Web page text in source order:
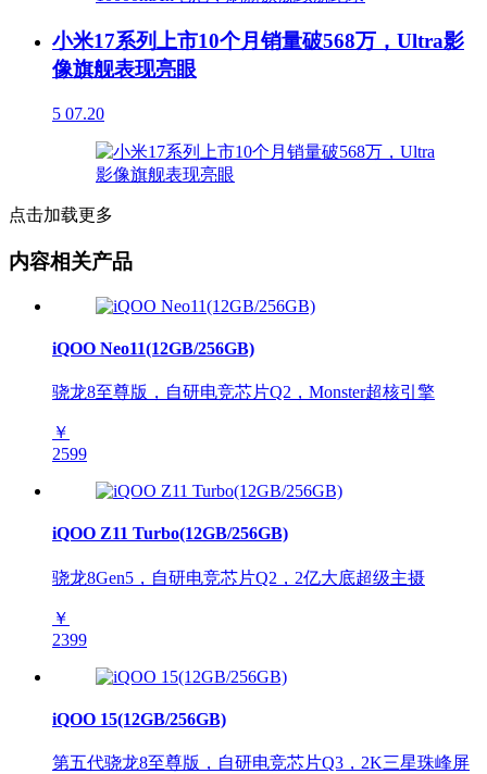
小米17系列上市10个月销量破568万，Ultra影
像旗舰表现亮眼
5 07.20
点击加载更多
内容相关产品
iQOO Neo11(12GB/256GB)
骁龙8至尊版，自研电竞芯片Q2，Monster超核引擎
￥
2599
iQOO Z11 Turbo(12GB/256GB)
骁龙8Gen5，自研电竞芯片Q2，2亿大底超级主摄
￥
2399
iQOO 15(12GB/256GB)
第五代骁龙8至尊版，自研电竞芯片Q3，2K三星珠峰屏